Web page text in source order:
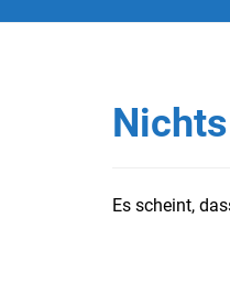
Es scheint,